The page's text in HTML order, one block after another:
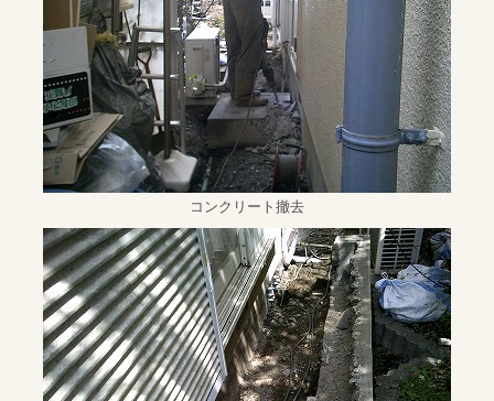
コンクリート撤去